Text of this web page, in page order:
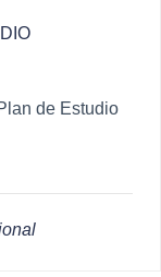
de Estudio